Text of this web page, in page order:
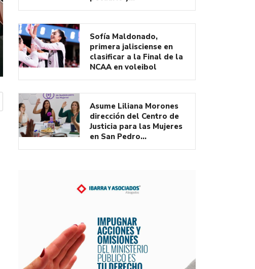
Sofía Maldonado,
primera jalisciense en
clasificar a la Final de la
NCAA en voleibol
Asume Liliana Morones
dirección del Centro de
Justicia para las Mujeres
en San Pedro…